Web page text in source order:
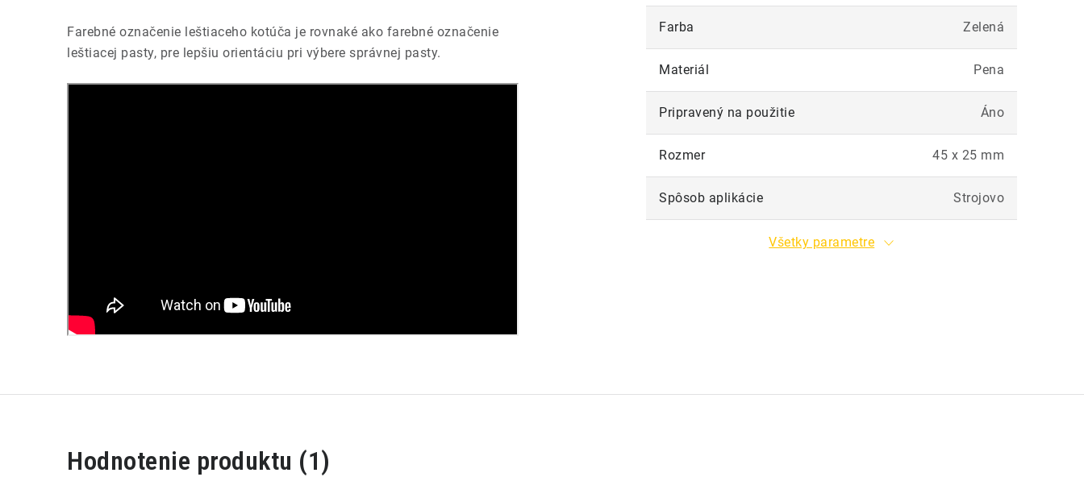
Farebné označenie leštiaceho kotúča je rovnaké ako farebné označenie
leštiacej pasty, pre lepšiu orientáciu pri výbere správnej pasty.
Farba Zelená
Materiál Pena
Pripravený na použitie Áno
Rozmer 45 x 25 mm
Spôsob aplikácie Strojovo
Všetky parametre
Hodnotenie produktu (1)
V